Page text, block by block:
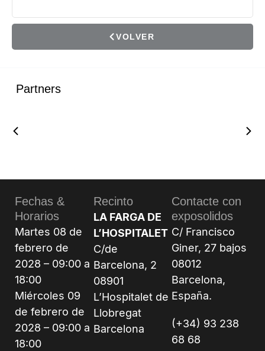
VOLVER
Partners
Fechas &
Horarios
Martes 08 de
febrero de
2028 – 09:00 a
18:00
Miércoles 09
de febrero de
2028 – 09:00 a
18:00
Recinto
LA FARGA DE
L’HOSPITALET
C/de
Barcelona, 2
08901
L’Hospitalet de
Llobregat
Barcelona
Contacte con
exposolidos
C/ Francisco
Giner, 27 bajos
08012
Barcelona,
España.
(+34) 93 238
68 68